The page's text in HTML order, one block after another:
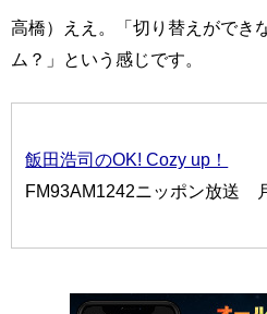
高橋）ええ。「切り替えができ
ム？」という感じです。
飯田浩司のOK! Cozy up！
FM93AM1242ニッポン放送